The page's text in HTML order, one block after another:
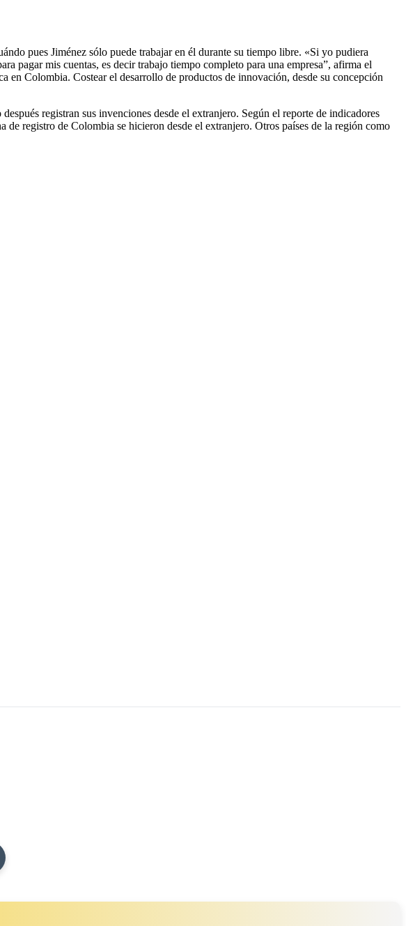
pues Jiménez sólo puede trabajar en él durante su tiempo libre. «Si yo pudiera
pagar mis cuentas, es decir trabajo tiempo completo para una empresa”, afirma el
en Colombia. Costear el desarrollo de productos de innovación, desde su concepción
registran sus invenciones desde el extranjero. Según el reporte de indicadores
registro de Colombia se hicieron desde el extranjero. Otros países de la región como